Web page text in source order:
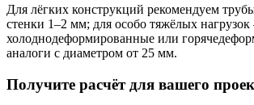
Для лёгких конструкций рекомендуем
стенки 1–2 мм; для особо тяжёлых
холоднодеформированные или
аналоги с диаметром от 25 мм.
Получите расчёт для вашего